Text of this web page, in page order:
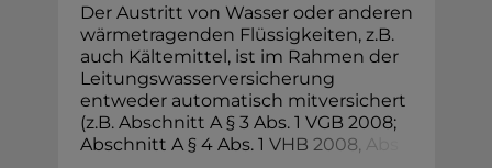
Der Austritt von Wasser oder anderen
wärmetragenden Flüssigkeiten, z.B.
auch Kältemittel, ist im Rahmen der
Leitungswasserversicherung
entweder automatisch mitversichert
(z.B. Abschnitt A § 3 Abs. 1 VGB 2008;
Abschnitt A § 4 Abs. 1 VH B 2008, Ab